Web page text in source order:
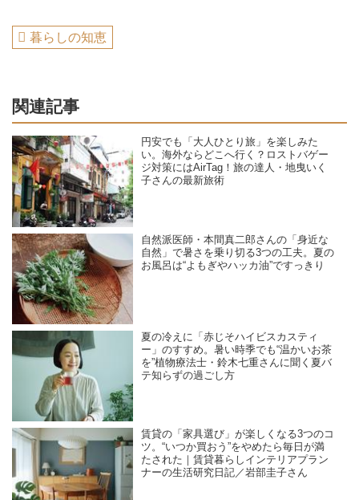
暮らしの知恵
関連記事
円安でも「大人ひとり旅」を楽しみた
い。海外ならどこへ行く？ロストバゲー
ジ対策にはAirTag！旅の達人・地曳いく
子さんの最新旅術
自然派医師・本間真二郎さんの「身近な
自然」で暑さを乗り切る3つの工夫。夏の
お風呂は“よもぎやハッカ油”ですっきり
夏の冷えに「赤じそハイビスカスティ
ー」のすすめ。暑い時季でも“温かいお茶
を”植物療法士・鈴木七重さんに聞く夏バ
テ知らずの過ごし方
賃貸の「家具選び」が楽しくなる3つのコ
ツ。“いつか買おう”をやめたら毎日が満
たされた｜賃貸暮らしインテリアプラン
ナーの生活研究日記／岩部圭子さん